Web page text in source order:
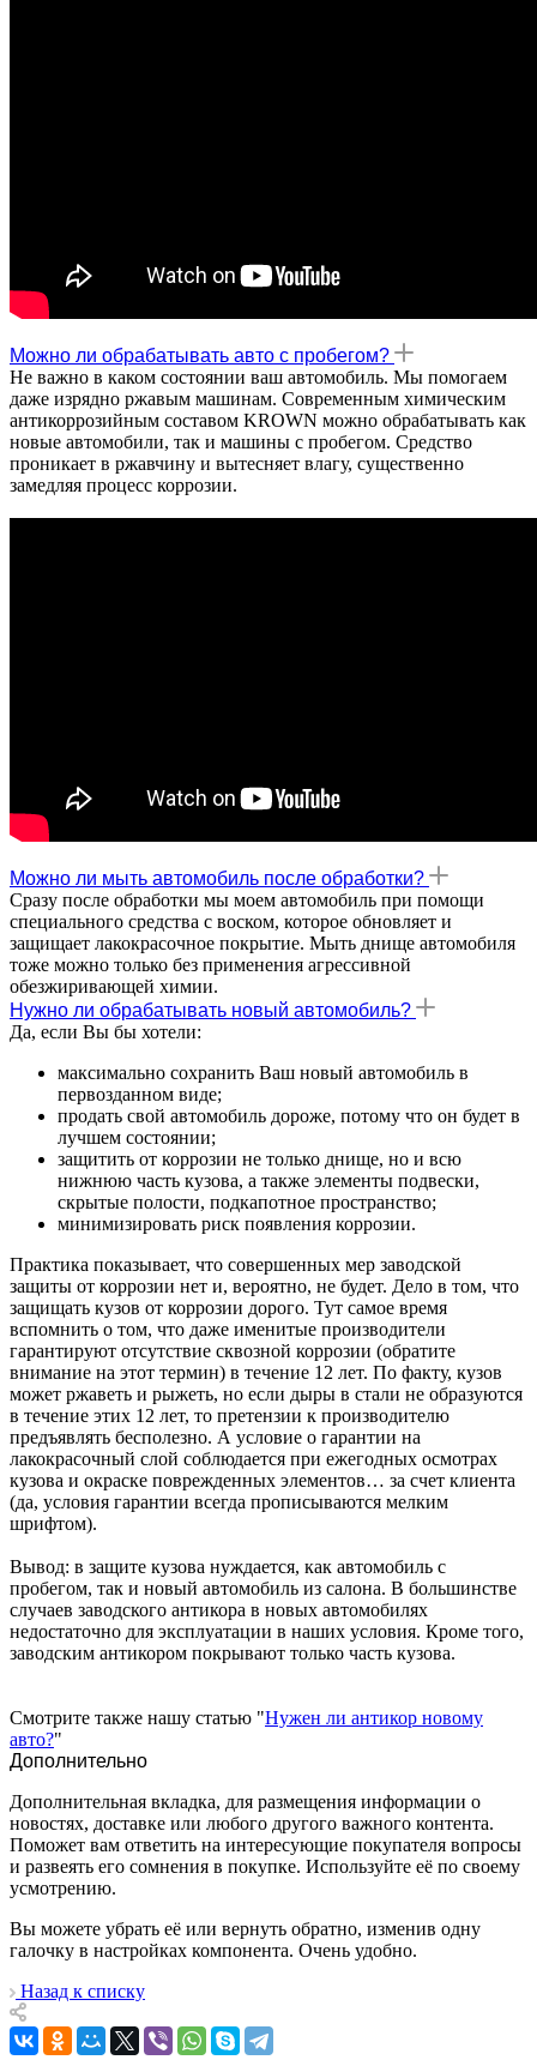
Можно ли обрабатывать авто с пробегом?
Не важно в каком состоянии ваш автомобиль. Мы помогаем
даже изрядно ржавым машинам. Современным химическим
антикоррозийным составом KROWN можно обрабатывать как
новые автомобили, так и машины с пробегом. Средство
проникает в ржавчину и вытесняет влагу, существенно
замедляя процесс коррозии.
Можно ли мыть автомобиль после обработки?
Сразу после обработки мы моем автомобиль при помощи
специального средства с воском, которое обновляет и
защищает лакокрасочное покрытие. Мыть днище автомобиля
тоже можно только без применения агрессивной
обезжиривающей химии.
Нужно ли обрабатывать новый автомобиль?
Да, если Вы бы хотели:
максимально сохранить Ваш новый автомобиль в
первозданном виде;
продать свой автомобиль дороже, потому что он будет в
лучшем состоянии;
защитить от коррозии не только днище, но и всю
нижнюю часть кузова, а также элементы подвески,
скрытые полости, подкапотное пространство;
минимизировать риск появления коррозии.
Практика показывает, что совершенных мер заводской
защиты от коррозии нет и, вероятно, не будет. Дело в том, что
защищать кузов от коррозии дорого. Тут самое время
вспомнить о том, что даже именитые производители
гарантируют отсутствие сквозной коррозии (обратите
внимание на этот термин) в течение 12 лет. По факту, кузов
может ржаветь и рыжеть, но если дыры в стали не образуются
в течение этих 12 лет, то претензии к производителю
предъявлять бесполезно. А условие о гарантии на
лакокрасочный слой соблюдается при ежегодных осмотрах
кузова и окраске поврежденных элементов… за счет клиента
(да, условия гарантии всегда прописываются мелким
шрифтом).
Вывод: в защите кузова нуждается, как автомобиль с
пробегом, так и новый автомобиль из салона. В большинстве
случаев заводского антикора в новых автомобилях
недостаточно для эксплуатации в наших условия. Кроме того,
заводским антикором покрывают только часть кузова.
Смотрите также нашу статью "Нужен ли антикор новому
авто?"
Дополнительно
Дополнительная вкладка, для размещения информации о
новостях, доставке или любого другого важного контента.
Поможет вам ответить на интересующие покупателя вопросы
и развеять его сомнения в покупке. Используйте её по своему
усмотрению.
Вы можете убрать её или вернуть обратно, изменив одну
галочку в настройках компонента. Очень удобно.
Назад к списку